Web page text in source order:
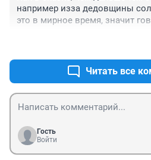
например изза дедовщины
это в мирное время, значит
Читать все
Гость
Войти